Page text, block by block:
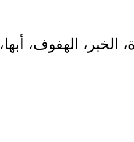
الهفوف، أبها،